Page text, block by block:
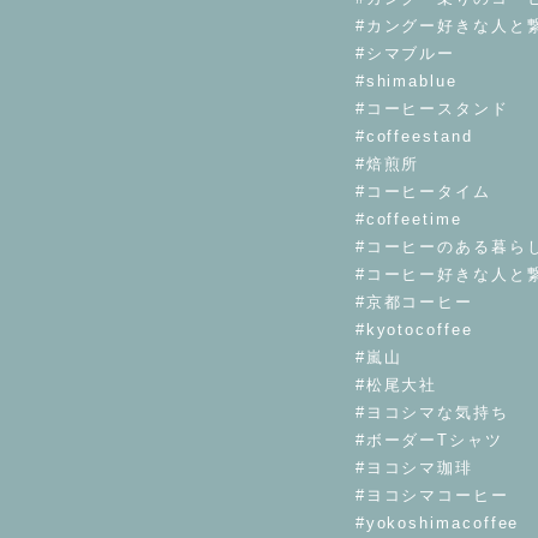
#カングー好きな人と
#シマブルー
#shimablue
#コーヒースタンド
#coffeestand
#焙煎所
#コーヒータイム
#coffeetime
#コーヒーのある暮ら
#コーヒー好きな人と
#京都コーヒー
#kyotocoffee
#嵐山
#松尾大社
#ヨコシマな気持ち
#ボーダーTシャツ
#ヨコシマ珈琲
#ヨコシマコーヒー
#yokoshimacoffee